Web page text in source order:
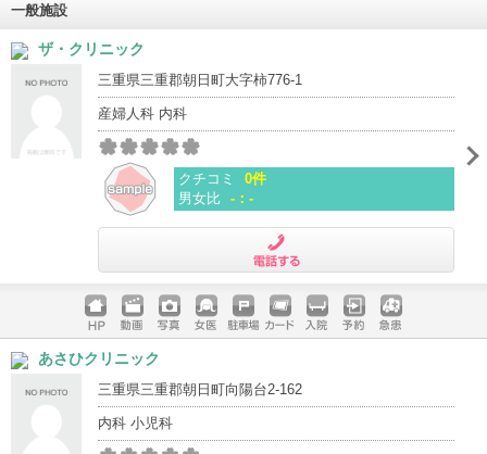
一般施設
ザ・クリニック
三重県三重郡朝日町大字柿776-1
産婦人科 内科
クチコミ
0件
男女比 -：-
ホームペ
ージ
動画 写真 女医 駐車場
クレジッ
入院 予約 急患
あさひクリニック
三重県三重郡朝日町向陽台2-162
内科 小児科